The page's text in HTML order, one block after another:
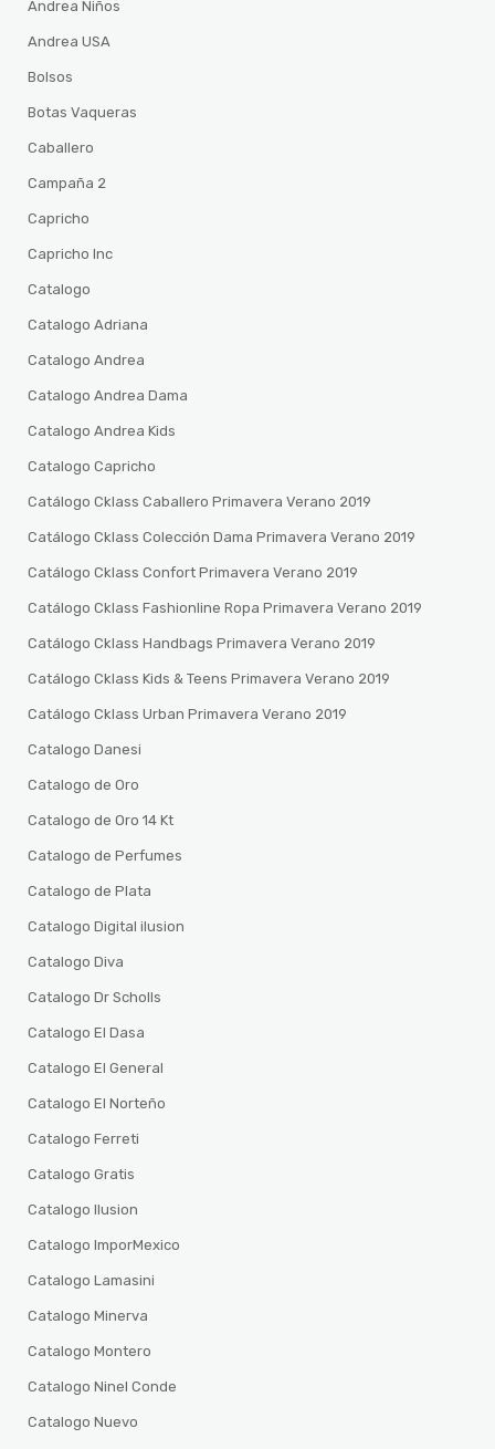
Andrea Niños
Andrea USA
Bolsos
Botas Vaqueras
Caballero
Campaña 2
Capricho
Capricho Inc
Catalogo
Catalogo Adriana
Catalogo Andrea
Catalogo Andrea Dama
Catalogo Andrea Kids
Catalogo Capricho
Catálogo Cklass Caballero Primavera Verano 2019
Catálogo Cklass Colección Dama Primavera Verano 2019
Catálogo Cklass Confort Primavera Verano 2019
Catálogo Cklass Fashionline Ropa Primavera Verano 2019
Catálogo Cklass Handbags Primavera Verano 2019
Catálogo Cklass Kids & Teens Primavera Verano 2019
Catálogo Cklass Urban Primavera Verano 2019
Catalogo Danesi
Catalogo de Oro
Catalogo de Oro 14 Kt
Catalogo de Perfumes
Catalogo de Plata
Catalogo Digital ilusion
Catalogo Diva
Catalogo Dr Scholls
Catalogo El Dasa
Catalogo El General
Catalogo El Norteño
Catalogo Ferreti
Catalogo Gratis
Catalogo Ilusion
Catalogo ImporMexico
Catalogo Lamasini
Catalogo Minerva
Catalogo Montero
Catalogo Ninel Conde
Catalogo Nuevo